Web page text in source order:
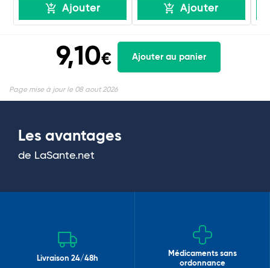
Ajouter Ajouter
9,10€ Ajouter au panier
Page mise à jour le 08 aout 2026
Les avantages
de LaSante.net
Livraison 24/48h
Médicaments sans
ordonnance